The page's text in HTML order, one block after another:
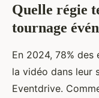
Quelle régie
tournage
En 2024, 78%
la vidéo dans leur
Eventdrive.